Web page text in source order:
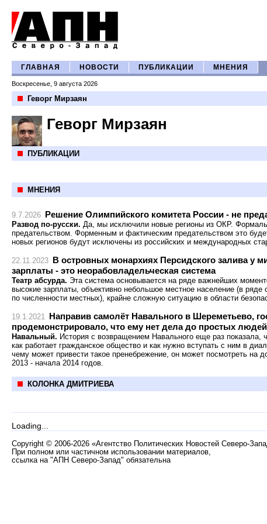
ГЛАВНАЯ НОВОСТИ ПУБЛИКАЦИИ МНЕНИЯ
Воскресенье, 9 августа 2026
Геворг Мирзаян
Геворг Мирзаян
ПУБЛИКАЦИИ
МНЕНИЯ
9.7.2026 Решение Олимпийского комитета России - не
Развод по-русски. Да, мы исключили новые регионы из ОКР.
предательством. Форменным и фактическим предательством это
новых регионов будут исключены из российских и международных
22.11.2023 В островных монархиях Персидского залива у
зарплаты - это неорабовладельческая система
Театр абсурда. Эта система основывается на ряде важнейших
высокие зарплаты, объективно небольшое местное население (в ряде
по численности местных), крайне сложную ситуацию в области
19.1.2021 Направив самолёт Навального в Шереметьево,
продемонстрировало, что ему нет дела до простых людей
Навальный. История с возвращением Навального еще раз показала,
как работает гражданское общество и как нужно вступать с ним в
чему может привести такое пренебрежение, он может посмотреть на
2013 - начала 2014 годов.
КОЛОНКА ДМИТРИЕВА
Loading...
Copyright © 2006-2026 «Агентство Политических Новостей Северо-
При полном или частичном использовании материалов,
ссылка на "АПН Северо-Запад" обязательна